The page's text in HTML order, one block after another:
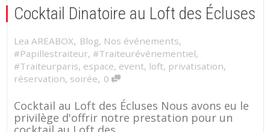
Cocktail Dinatoire au Loft des Écluses
Lea AREABOX, Blog, Nos événements,
#Papillestraiteur, #Traiteurévénementiel,
#Traiteurparis, espace, event, loft, privatisation,
réservation, soirée, 0
Cocktail au Loft des Écluses Nous avons eu le
privilège d'offrir notre prestation pour un